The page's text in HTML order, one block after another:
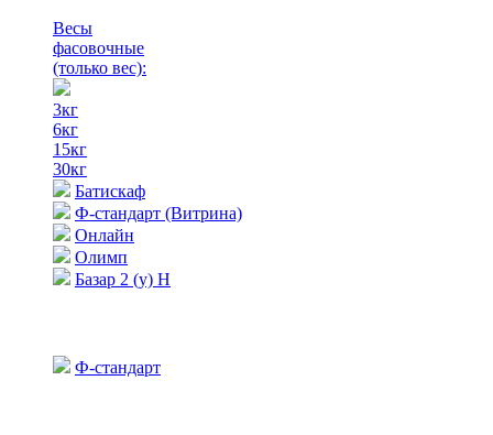
Весы
фасовочные
(только вес):
3кг
6кг
15кг
30кг
Батискаф
Ф-стандарт (Витрина)
Онлайн
Олимп
Базар 2 (у) Н
Ф-стандарт